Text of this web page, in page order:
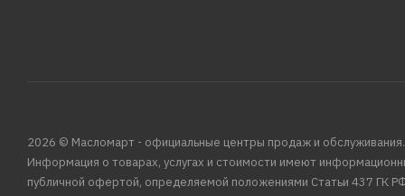
2026 © Масломарт - официальные центры продаж и обслуживания.
Информация о товарах, услугах и стоимости имеют
публичной офертой, определяемой положениями Статьи 437 ГК